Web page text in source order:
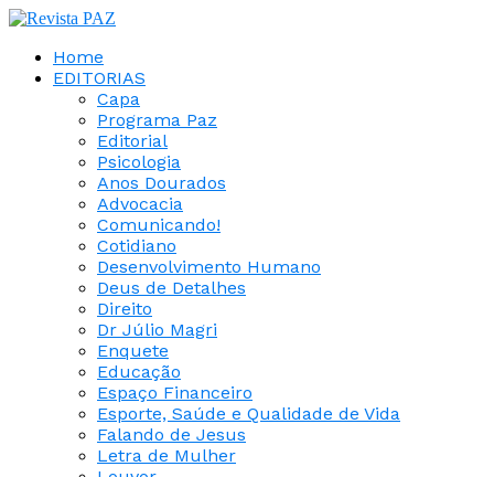
Home
EDITORIAS
Capa
Programa Paz
Editorial
Psicologia
Anos Dourados
Advocacia
Comunicando!
Cotidiano
Desenvolvimento Humano
Deus de Detalhes
Direito
Dr Júlio Magri
Enquete
Educação
Espaço Financeiro
Esporte, Saúde e Qualidade de Vida
Falando de Jesus
Letra de Mulher